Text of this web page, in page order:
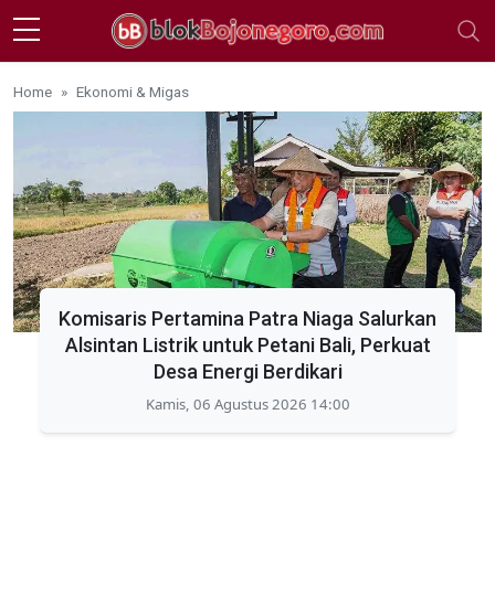
Skip to main content
Home Ekonomi & Migas
Komisaris Pertamina Patra Niaga Salurkan
Alsintan Listrik untuk Petani Bali, Perkuat
Desa Energi Berdikari
Kamis, 06 Agustus 2026 14:00